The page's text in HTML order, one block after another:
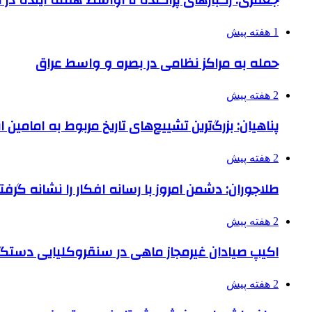
1 هفته پیش
حمله به مراکز نظامی در بصره و واسط عراق
2 هفته پیش
پناهیان: بزرگ‌ترین تشییع‌های تاریخ مربوط به
2 هفته پیش
طلاجوران: دشمن امروز با رسانه افکار را نشانه
2 هفته پیش
اکیپ صیادان غیرمجاز ماهی در سنقروکلیایی
2 هفته پیش